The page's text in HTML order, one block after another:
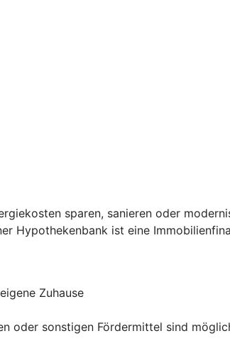
sparen, sanieren oder
Hypothekenbank ist eine
Zuhause
oder sonstigen Fördermittel sind